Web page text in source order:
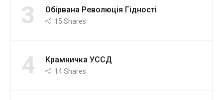
3 Обірвана Революція Гідності
15 Shares
4 Крамничка УССД
14Shares